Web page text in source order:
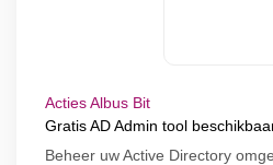
Acties Albus Bit
Gratis AD Admin tool
Beheer uw Active Directory